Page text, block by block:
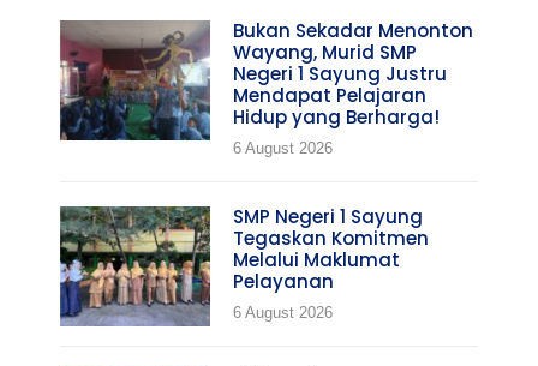
Bukan Sekadar Menonton
Wayang, Murid SMP
Negeri 1 Sayung Justru
Mendapat Pelajaran
Hidup yang Berharga!
6 August 2026
SMP Negeri 1 Sayung
Tegaskan Komitmen
Melalui Maklumat
Pelayanan
6 August 2026